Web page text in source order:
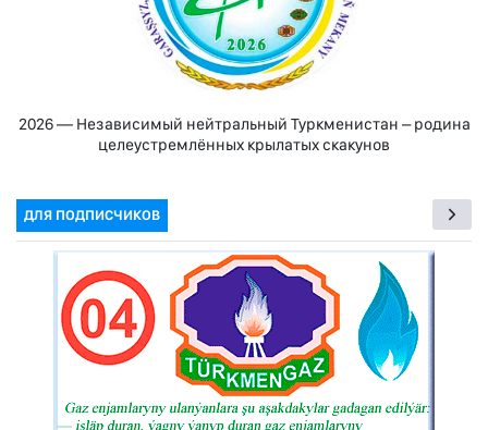
2026 — Независимый нейтральный Туркменистан – родина
целеустремлённых крылатых скакунов
ДЛЯ ПОДПИСЧИКОВ